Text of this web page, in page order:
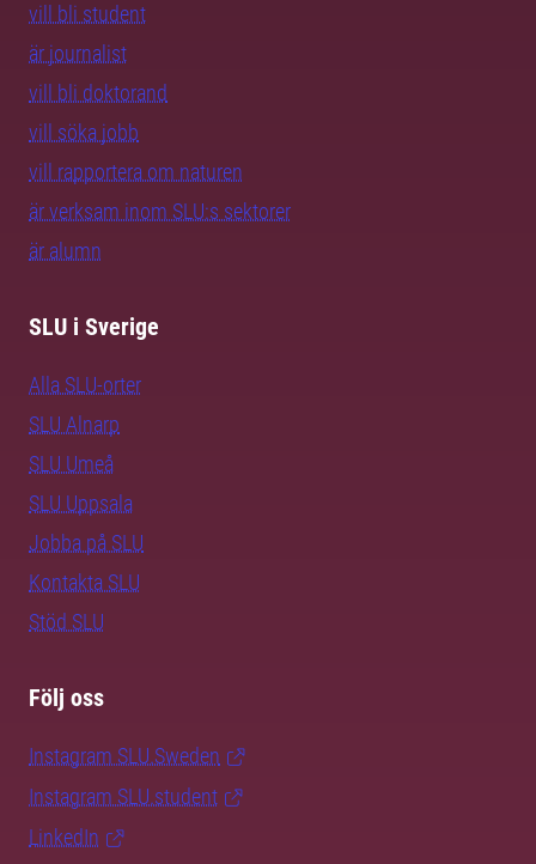
vill bli student
är journalist
vill bli doktorand
vill söka jobb
vill rapportera om naturen
är verksam inom SLU:s sektorer
är alumn
SLU i Sverige
Alla SLU-orter
SLU Alnarp
SLU Umeå
SLU Uppsala
Jobba på SLU
Kontakta SLU
Stöd SLU
Följ oss
Instagram SLU.Sweden
Instagram SLU.student
LinkedIn